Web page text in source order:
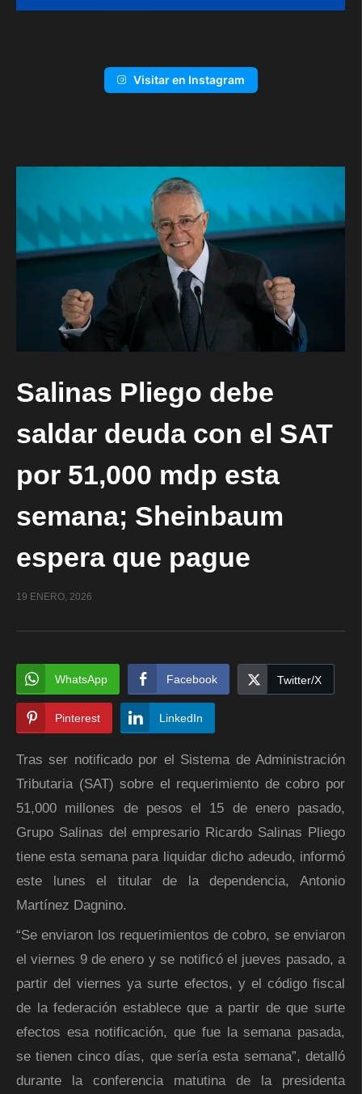
Visitar en Instagram
Salinas Pliego debe
saldar deuda con el SAT
por 51,000 mdp esta
semana; Sheinbaum
espera que pague
19 ENERO, 2026
WhatsApp Facebook Twitter/X
Pinterest LinkedIn
Tras ser notificado por el Sistema de Administración
Tributaria (SAT) sobre el requerimiento de cobro por
51,000 millones de pesos el 15 de enero pasado,
Grupo Salinas del empresario Ricardo Salinas Pliego
tiene esta semana para liquidar dicho adeudo, informó
este lunes el titular de la dependencia, Antonio
Martínez Dagnino.
“Se enviaron los requerimientos de cobro, se enviaron
el viernes 9 de enero y se notificó el jueves pasado, a
partir del viernes ya surte efectos, y el código fiscal
de la federación establece que a partir de que surte
efectos esa notificación, que fue la semana pasada,
se tienen cinco días, que sería esta semana”, detalló
durante la conferencia matutina de la presidenta